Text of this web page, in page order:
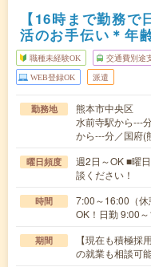
【16時まで勤務
活のお手伝い＊年
職種未経験OK 交通費別途
WEB登録OK 派遣
勤務地
熊本市中央区
水前寺駅から---
から---分／国府(
曜日頻度
週2日～OK ■曜
談ください！
時間
7:00～16:00（
OK！日勤 9:00
期間
【現在も積極
の就業も相談可